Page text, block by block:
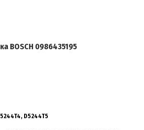
BOSCH 0986435195
D5244T5